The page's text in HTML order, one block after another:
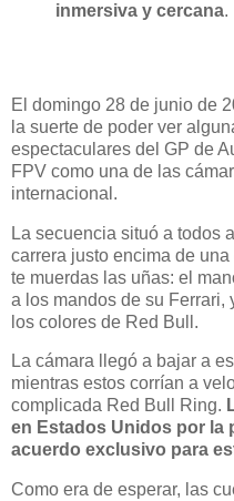
inmersiva y cercana.
El domingo 28 de junio de
la suerte de poder ver
espectaculares del GP de
FPV como una de las
internacional.
La secuencia situó a todos
carrera justo encima de
te muerdas las uñas: el
a los mandos de su Ferrari,
los colores de Red Bull.
La cámara llegó a bajar a
mientras estos corrían a
complicada Red Bull Ring.
en Estados Unidos por la
acuerdo exclusivo para
Como era de esperar, las